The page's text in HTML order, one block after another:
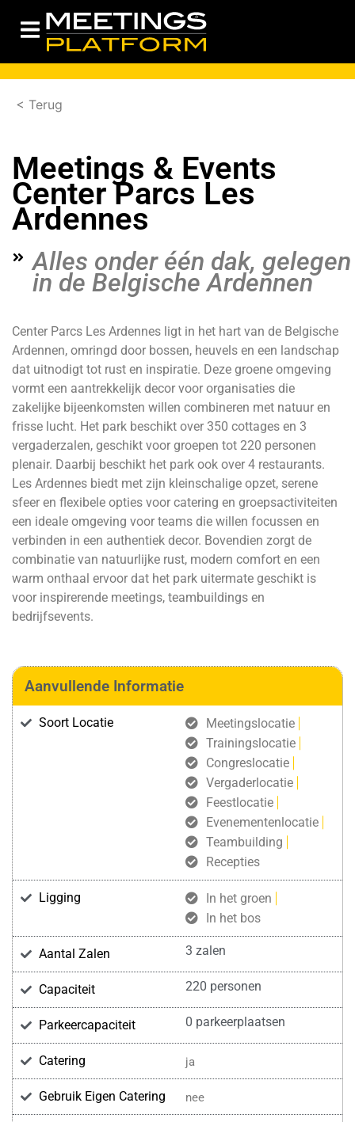
< Terug
Meetings & Events
Center Parcs Les
Ardennes
Alles onder één dak, gelegen
in de Belgische Ardennen
Center Parcs Les Ardennes ligt in het hart van de Belgische
Ardennen, omringd door bossen, heuvels en een landschap
dat uitnodigt tot rust en inspiratie. Deze groene omgeving
vormt een aantrekkelijk decor voor organisaties die
zakelijke bijeenkomsten willen combineren met natuur en
frisse lucht. Het park beschikt over 350 cottages en 3
vergaderzalen, geschikt voor groepen tot 220 personen
plenair. Daarbij beschikt het park ook over 4 restaurants.
Les Ardennes biedt met zijn kleinschalige opzet, serene
sfeer en flexibele opties voor catering en groepsactiviteiten
een ideale omgeving voor teams die willen focussen en
verbinden in een authentiek decor. Bovendien zorgt de
combinatie van natuurlijke rust, modern comfort en een
warm onthaal ervoor dat het park uitermate geschikt is
voor inspirerende meetings, teambuildings en
bedrijfsevents.
Aanvullende Informatie
Soort Locatie
Meetingslocatie
Trainingslocatie
Congreslocatie
Vergaderlocatie
Feestlocatie
Evenementenlocatie
Teambuilding
Recepties
Ligging
In het groen
In het bos
Aantal Zalen 3 zalen
Capaciteit 220 personen
Parkeercapaciteit 0 parkeerplaatsen
Catering ja
Gebruik Eigen Catering nee